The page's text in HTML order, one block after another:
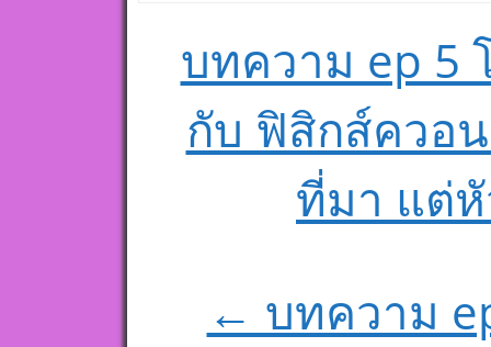
Post navigation
บทความ ep 5
กับ ฟิสิกส์ควอ
ที่มา แต่
← บทความ